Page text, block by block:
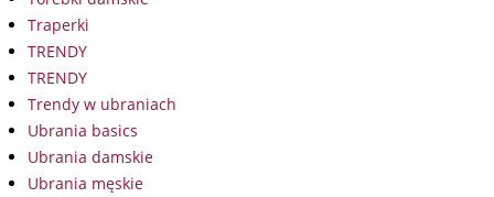
Traperki
TRENDY
TRENDY
Trendy w ubraniach
Ubrania basics
Ubrania damskie
Ubrania męskie